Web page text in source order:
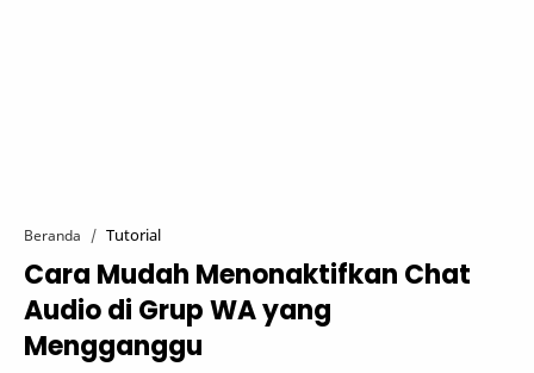
Beranda Tutorial
Cara Mudah Menonaktifkan Chat
Audio di Grup WA yang
Mengganggu